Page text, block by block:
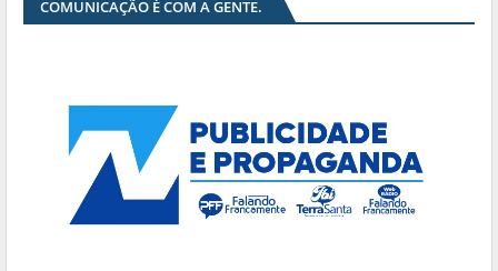
COMUNICAÇÃO É COM A GENTE.